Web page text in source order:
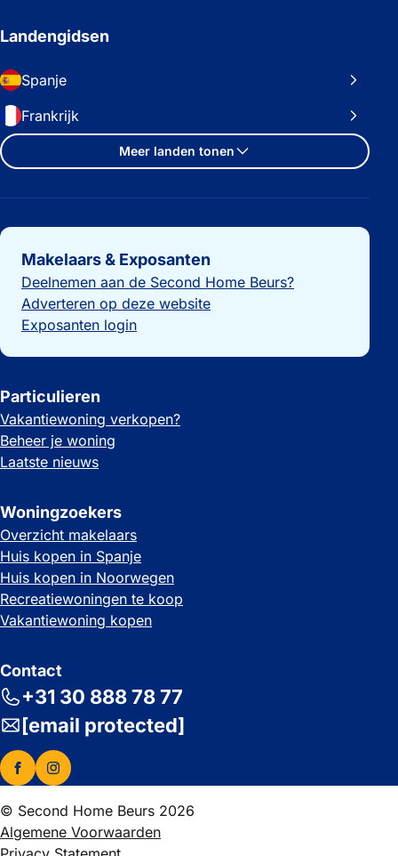
Landengidsen
Spanje
Frankrijk
Meer landen tonen
Belangrijke links
Makelaars & Exposanten
Deelnemen aan de Second Home Beurs?
Adverteren op deze website
Exposanten login
Particulieren
Vakantiewoning verkopen?
Beheer je woning
Laatste nieuws
Woningzoekers
Overzicht makelaars
Huis kopen in Spanje
Huis kopen in Noorwegen
Recreatiewoningen te koop
Vakantiewoning kopen
Contact
+31 30 888 78 77
[email protected]
© Second Home Beurs 2026
Algemene Voorwaarden